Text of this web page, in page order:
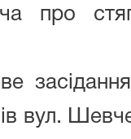
про
засідання
вул.